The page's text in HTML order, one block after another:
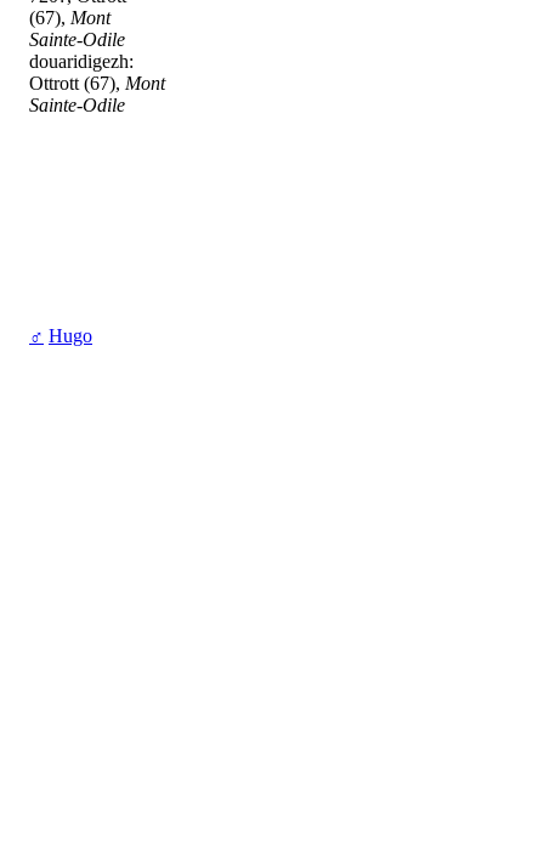
(67), Mont
Sainte-Odile
douaridigezh:
Ottrott (67), Mont
Sainte-Odile
♂ Hugo